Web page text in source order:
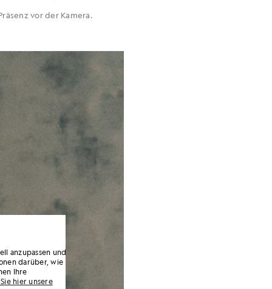
vor der Kamera.
anzupassen und
darüber, wie
Ihre
hier unsere